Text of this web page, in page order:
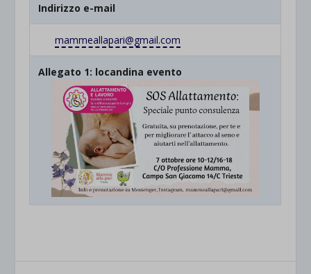
Indirizzo e-mail
mammeallapari@gmail.com
Allegato 1: locandina evento